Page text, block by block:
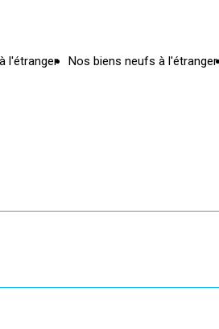
l'étranger Nos biens neufs à l'étranger